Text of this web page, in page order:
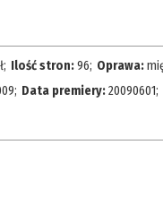
Ilość stron:96; Oprawa:
; Data premiery:20090601;